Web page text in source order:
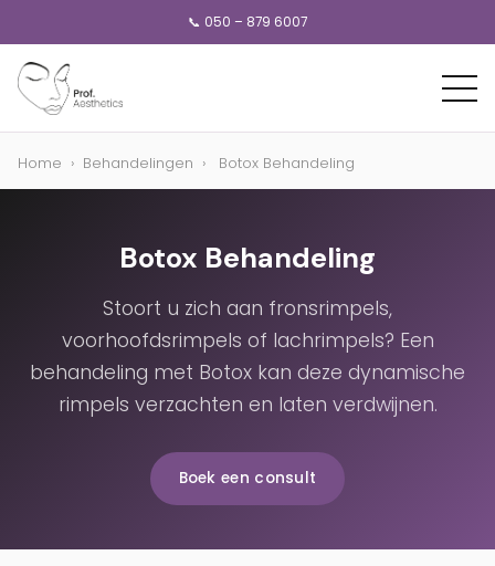
📞 050 – 879 6007
Home › Behandelingen › Botox Behandeling
Botox Behandeling
Stoort u zich aan fronsrimpels,
voorhoofdsrimpels of lachrimpels? Een
behandeling met Botox kan deze dynamische
rimpels verzachten en laten verdwijnen.
Boek een consult